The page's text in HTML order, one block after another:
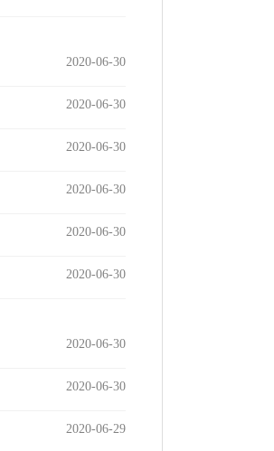
2020-06-30
2020-06-30
2020-06-30
2020-06-30
2020-06-30
2020-06-30
2020-06-30
2020-06-30
2020-06-29